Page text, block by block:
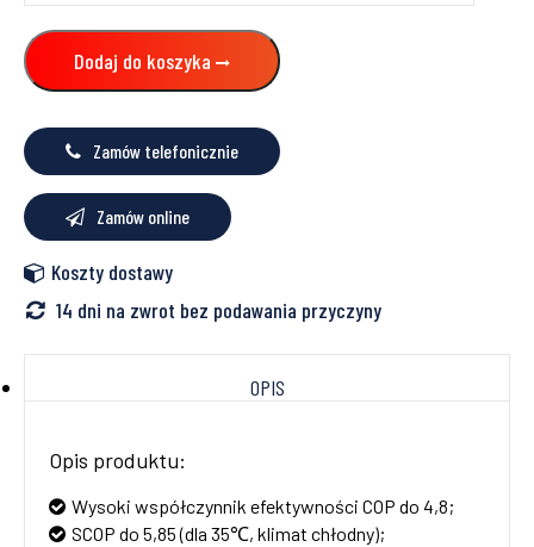
ciepła
CS7800i
LW
16
Bosch,
8734100713-
Dodaj do koszyka
Zamów telefonicznie
Zamów online
Koszty dostawy
14 dni na zwrot bez podawania przyczyny
OPIS
Opis produktu:
Wysoki współczynnik efektywności COP do 4,8;
SCOP do 5,85 (dla 35℃, klimat chłodny);